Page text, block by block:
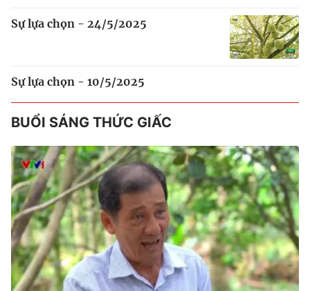
Sự lựa chọn - 24/5/2025
Sự lựa chọn - 10/5/2025
BUỔI SÁNG THỨC GIẤC